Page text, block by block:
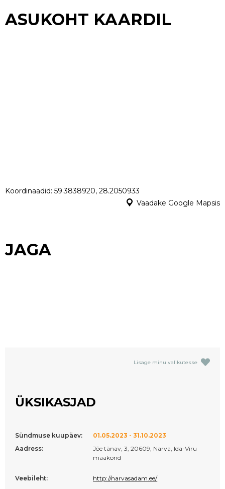
ASUKOHT KAARDIL
Koordinaadid: 59.3838920, 28.2050933
Vaadake Google Mapsis
JAGA
Lisage minu valikutesse
ÜKSIKASJAD
Sündmuse kuupäev:
01.05.2023 - 31.10.2023
Aadress:
Jõe tänav, 3, 20609, Narva, Ida-Viru
maakond
Veebileht:
http://narvasadam.ee/